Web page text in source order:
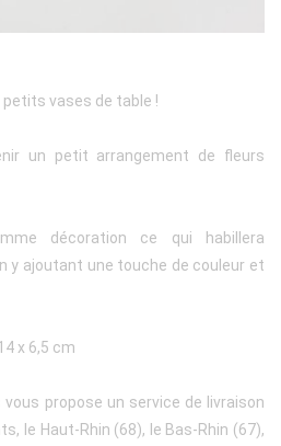
petits vases de table !
un petit arrangement de fleurs
décoration ce qui habillera
y ajoutant une touche de couleur et
x 6,5 cm
vous propose un service de livraison
le Haut-Rhin (68), le Bas-Rhin (67),